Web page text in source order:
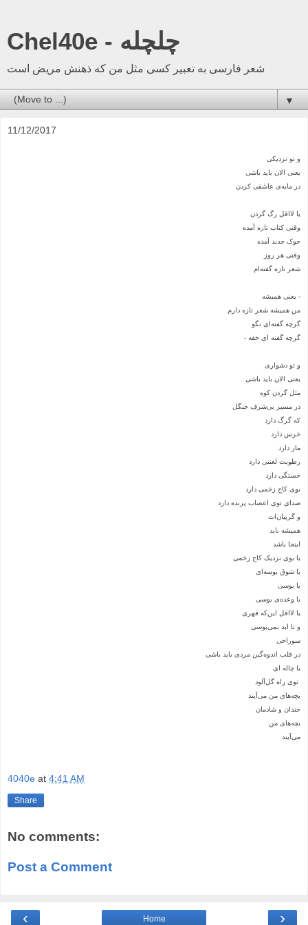
Chel40e - چلچله
شعر فارسی به تعبیر کسی مثل من که ذهنش مریض است
▼
11/12/2017
و تو نزدیکی
یعنی الان باید باشی
در مایه‌ی عاشقی کردن
یا لااقل رگ گردن
وقتی کتاب تازه آمده
جوک جدید آمده
وقتی هر روز
شعر تازه گفته‌ام
- یعنی همیشه
من همیشه شعر تازه دارم
گرچه گفته‌ای نگو
گرچه گفته ای خفه -
و تو دشواری
یعنی الان باید باشی
مثل گردن کوه
در مسیر بی‌شرف جنگل
که گرگ دارد
خرس دارد
مار دارد
رطوبت لعنتی دارد
خستگی دارد
بوی کاج زخمی دارد
صدای توی اعصاب پرنده دارد
و گریبان‌ات
همیشه باید
اینجا باشد
با بوی نزدیک کاج زخمی
با شوق بوسه‌ای
یا بوسی
یا وعده‌ی بوسی
یا لااقل این‌که قهری
و تا ابد نمی‌بوسی
سوراخی
در قلب اندوه‌گین مردی باید باشی
یا چاله ای
توی راه گل‌آلود
بچه‌های من می‌آیند
خندان و شادمان
بچه‌های من
می‌آیند
4040e at 4:41 AM
Share
No comments:
Post a Comment
‹ ›
Home